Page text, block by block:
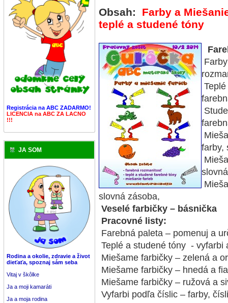
Registrácia na ABC ZADARMO!
LICENCIA na ABC ZA LACNO
!!!
JA SOM
Rodina a okolie, zdravie a život
dieťaťa, spoznaj sám seba
Vitaj v škôlke
Ja a moji kamaráti
Ja a moja rodina
Obsah: Farby a
teplé a studené tóny
farby,
slovná zásoba,
Veselé farbičky – básnička
Pracovné listy:
Farebná paleta – pomenuj a
Teplé a studené tóny - vyfarbi
Miešame farbičky – zelená a
Miešame farbičky – hnedá a
Miešame farbičky – ružová a
Vyfarbi podľa číslic – farby,